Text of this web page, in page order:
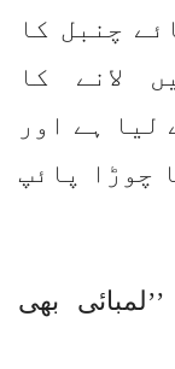
چنبل کا
لانے کا
لیا ہے اور
چوڑا پائپ
بھی